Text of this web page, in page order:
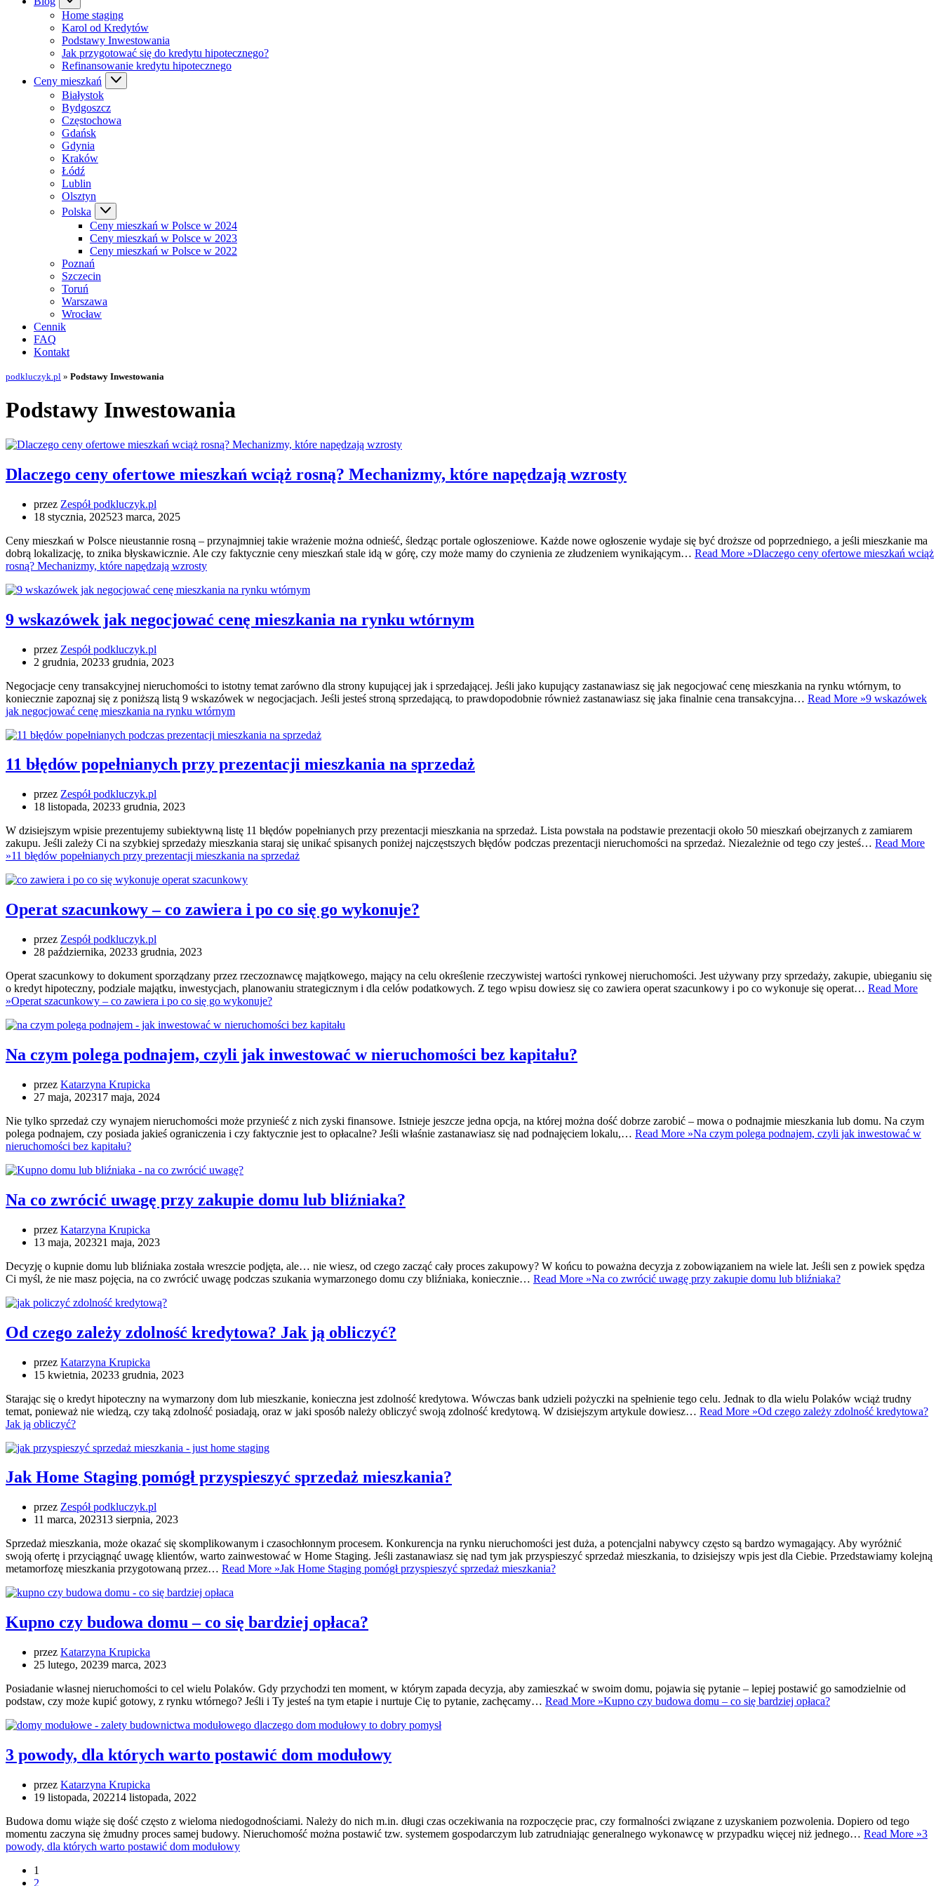
Home staging
Karol od Kredytów
Podstawy Inwestowania
Jak przygotować się do kredytu hipotecznego?
Refinansowanie kredytu hipotecznego
Ceny mieszkań
Białystok
Bydgoszcz
Częstochowa
Gdańsk
Gdynia
Kraków
Łódź
Lublin
Olsztyn
Polska
Ceny mieszkań w Polsce w 2024
Ceny mieszkań w Polsce w 2023
Ceny mieszkań w Polsce w 2022
Poznań
Szczecin
Toruń
Warszawa
Wrocław
Cennik
FAQ
Kontakt
podkluczyk.pl » Podstawy Inwestowania
Podstawy Inwestowania
Dlaczego ceny ofertowe mieszkań wciąż rosną? Mechanizmy, które napędzają wzrosty
przez Zespół podkluczyk.pl
18 stycznia, 202523 marca, 2025
Ceny mieszkań w Polsce nieustannie rosną – przynajmniej takie wrażenie można odnieść, śledząc portale ogłoszeniowe. Każde nowe ogłoszenie wydaje się być droższe od poprzedniego, a jeśli mieszkanie ma
dobrą lokalizację, to znika błyskawicznie. Ale czy faktycznie ceny mieszkań stale idą w górę, czy może mamy do czynienia ze złudzeniem wynikającym… Read More »Dlaczego ceny ofertowe mieszkań wciąż
rosną? Mechanizmy, które napędzają wzrosty
9 wskazówek jak negocjować cenę mieszkania na rynku wtórnym
przez Zespół podkluczyk.pl
2 grudnia, 20233 grudnia, 2023
Negocjacje ceny transakcyjnej nieruchomości to istotny temat zarówno dla strony kupującej jak i sprzedającej. Jeśli jako kupujący zastanawiasz się jak negocjować cenę mieszkania na rynku wtórnym, to
koniecznie zapoznaj się z poniższą listą 9 wskazówek w negocjacjach. Jeśli jesteś stroną sprzedającą, to prawdopodobnie również zastanawiasz się jaka finalnie cena transakcyjna… Read More »9 wskazówek
jak negocjować cenę mieszkania na rynku wtórnym
11 błędów popełnianych przy prezentacji mieszkania na sprzedaż
przez Zespół podkluczyk.pl
18 listopada, 20233 grudnia, 2023
W dzisiejszym wpisie prezentujemy subiektywną listę 11 błędów popełnianych przy prezentacji mieszkania na sprzedaż. Lista powstała na podstawie prezentacji około 50 mieszkań obejrzanych z zamiarem
zakupu. Jeśli zależy Ci na szybkiej sprzedaży mieszkania staraj się unikać spisanych poniżej najczęstszych błędów podczas prezentacji nieruchomości na sprzedaż. Niezależnie od tego czy jesteś… Read More
»11 błędów popełnianych przy prezentacji mieszkania na sprzedaż
Operat szacunkowy – co zawiera i po co się go wykonuje?
przez Zespół podkluczyk.pl
28 października, 20233 grudnia, 2023
Operat szacunkowy to dokument sporządzany przez rzeczoznawcę majątkowego, mający na celu określenie rzeczywistej wartości rynkowej nieruchomości. Jest używany przy sprzedaży, zakupie, ubieganiu się
o kredyt hipoteczny, podziale majątku, inwestycjach, planowaniu strategicznym i dla celów podatkowych. Z tego wpisu dowiesz się co zawiera operat szacunkowy i po co wykonuje się operat… Read More
»Operat szacunkowy – co zawiera i po co się go wykonuje?
Na czym polega podnajem, czyli jak inwestować w nieruchomości bez kapitału?
przez Katarzyna Krupicka
27 maja, 202317 maja, 2024
Nie tylko sprzedaż czy wynajem nieruchomości może przynieść z nich zyski finansowe. Istnieje jeszcze jedna opcja, na której można dość dobrze zarobić – mowa o podnajmie mieszkania lub domu. Na czym
polega podnajem, czy posiada jakieś ograniczenia i czy faktycznie jest to opłacalne? Jeśli właśnie zastanawiasz się nad podnajęciem lokalu,… Read More »Na czym polega podnajem, czyli jak inwestować w
nieruchomości bez kapitału?
Na co zwrócić uwagę przy zakupie domu lub bliźniaka?
przez Katarzyna Krupicka
13 maja, 202321 maja, 2023
Decyzję o kupnie domu lub bliźniaka została wreszcie podjęta, ale… nie wiesz, od czego zacząć cały proces zakupowy? W końcu to poważna decyzja z zobowiązaniem na wiele lat. Jeśli sen z powiek spędza
Ci myśl, że nie masz pojęcia, na co zwrócić uwagę podczas szukania wymarzonego domu czy bliźniaka, koniecznie… Read More »Na co zwrócić uwagę przy zakupie domu lub bliźniaka?
Od czego zależy zdolność kredytowa? Jak ją obliczyć?
przez Katarzyna Krupicka
15 kwietnia, 20233 grudnia, 2023
Starając się o kredyt hipoteczny na wymarzony dom lub mieszkanie, konieczna jest zdolność kredytowa. Wówczas bank udzieli pożyczki na spełnienie tego celu. Jednak to dla wielu Polaków wciąż trudny
temat, ponieważ nie wiedzą, czy taką zdolność posiadają, oraz w jaki sposób należy obliczyć swoją zdolność kredytową. W dzisiejszym artykule dowiesz… Read More »Od czego zależy zdolność kredytowa?
Jak ją obliczyć?
Jak Home Staging pomógł przyspieszyć sprzedaż mieszkania?
przez Zespół podkluczyk.pl
11 marca, 202313 sierpnia, 2023
Sprzedaż mieszkania, może okazać się skomplikowanym i czasochłonnym procesem. Konkurencja na rynku nieruchomości jest duża, a potencjalni nabywcy często są bardzo wymagający. Aby wyróżnić
swoją ofertę i przyciągnąć uwagę klientów, warto zainwestować w Home Staging. Jeśli zastanawiasz się nad tym jak przyspieszyć sprzedaż mieszkania, to dzisiejszy wpis jest dla Ciebie. Przedstawiamy kolejną
metamorfozę mieszkania przygotowaną przez… Read More »Jak Home Staging pomógł przyspieszyć sprzedaż mieszkania?
Kupno czy budowa domu – co się bardziej opłaca?
przez Katarzyna Krupicka
25 lutego, 20239 marca, 2023
Posiadanie własnej nieruchomości to cel wielu Polaków. Gdy przychodzi ten moment, w którym zapada decyzja, aby zamieszkać w swoim domu, pojawia się pytanie – lepiej postawić go samodzielnie od
podstaw, czy może kupić gotowy, z rynku wtórnego? Jeśli i Ty jesteś na tym etapie i nurtuje Cię to pytanie, zachęcamy… Read More »Kupno czy budowa domu – co się bardziej opłaca?
3 powody, dla których warto postawić dom modułowy
przez Katarzyna Krupicka
19 listopada, 202214 listopada, 2022
Budowa domu wiąże się dość często z wieloma niedogodnościami. Należy do nich m.in. długi czas oczekiwania na rozpoczęcie prac, czy formalności związane z uzyskaniem pozwolenia. Dopiero od tego
momentu zaczyna się żmudny proces samej budowy. Nieruchomość można postawić tzw. systemem gospodarczym lub zatrudniając generalnego wykonawcę w przypadku więcej niż jednego… Read More »3
powody, dla których warto postawić dom modułowy
1
2